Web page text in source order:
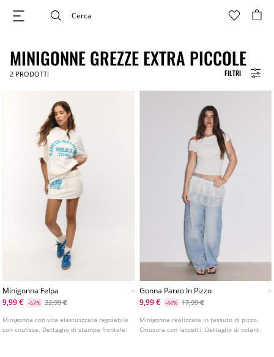
FILTRI
MINIGONNE GREZZE EXTRA PICCOLE
2 PRODOTTI
Minigonna Felpa
9,99 €
-57% 22,99 €
Minigonna con vita elasticizzata regolabile
con coulisse. Dettaglio di stampa frontale.
Gonna Pareo In Pizzo
9,99 €
-44% 17,99 €
Minigonna realizzata in tessuto di pizzo.
Chiusura con laccetti. Dettaglio di volant.